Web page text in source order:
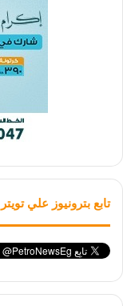
تابع بترونيوز علي تويتر